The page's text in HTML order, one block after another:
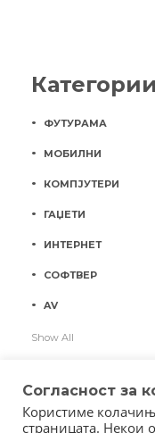
Категории
ФУТУРАМА
МОБИЛНИ
КОМПЈУТЕРИ
ГАЏЕТИ
ИНТЕРНЕТ
СОФТВЕР
AV
Show All
Согласност за
Користиме
страницата. Некои